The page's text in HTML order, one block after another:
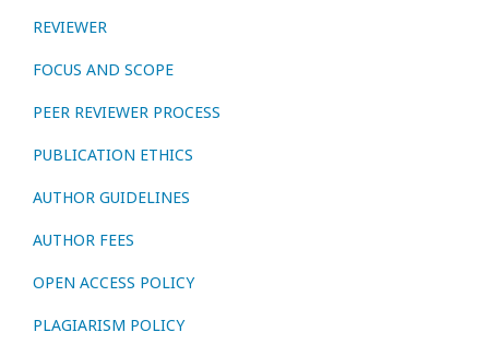
REVIEWER
FOCUS AND SCOPE
PEER REVIEWER PROCESS
PUBLICATION ETHICS
AUTHOR GUIDELINES
AUTHOR FEES
OPEN ACCESS POLICY
PLAGIARISM POLICY